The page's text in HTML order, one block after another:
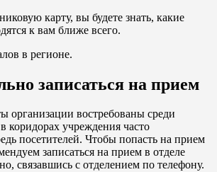
карту, вы будете знать, какие
к вам ближе всего.
в регионе.
записаться на прием
организации востребованы среди
коридорах учреждения часто
посетителей. Чтобы попасть на прием
записаться на прием в отделе
связавшись с отделением по телефону.